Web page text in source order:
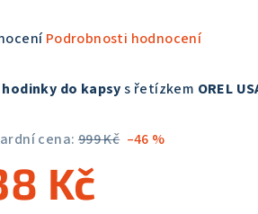
Podrobnosti hodnocení
hodinky do kapsys řetízkem OREL
cena: 999 Kč –46 %
Kč